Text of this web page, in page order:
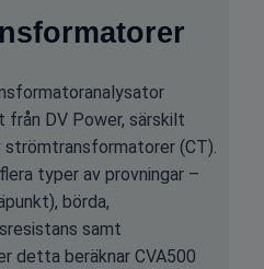
från DV Power, särskilt
(CT).
typer av provningar –
börda,
samt
detta beräknar CVA500